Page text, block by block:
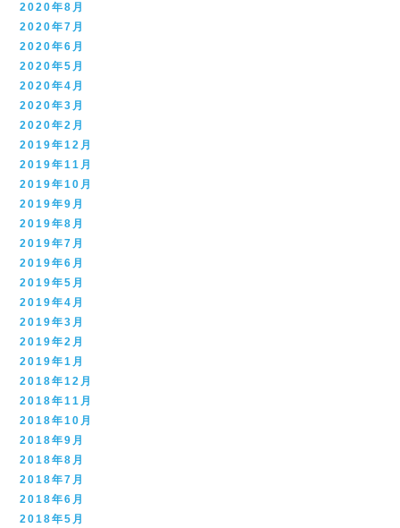
2020年8月
2020年7月
2020年6月
2020年5月
2020年4月
2020年3月
2020年2月
2019年12月
2019年11月
2019年10月
2019年9月
2019年8月
2019年7月
2019年6月
2019年5月
2019年4月
2019年3月
2019年2月
2019年1月
2018年12月
2018年11月
2018年10月
2018年9月
2018年8月
2018年7月
2018年6月
2018年5月